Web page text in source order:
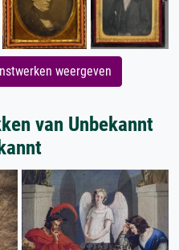
weergeven
van Unbekannt